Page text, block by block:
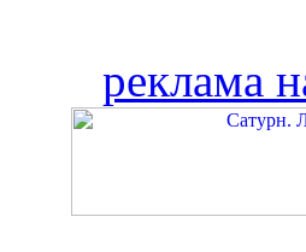
реклама